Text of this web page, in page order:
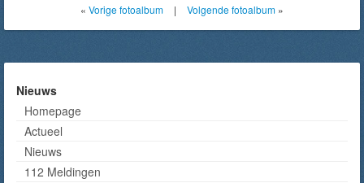
« Vorige fotoalbum | Volgende fotoalbum »
Nieuws
Homepage
Actueel
Nieuws
112 Meldingen